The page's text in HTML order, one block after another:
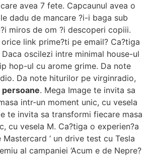
avea 7 fete. Capcaunul avea o
dadu de mancare ?i-i baga sub
miros de om ?i descoperi copiii.
link prime?ti pe email? Ca?tiga
oscilezi intre minimal house-ul
hop-ul cu arome grime. Da note
Da note hiturilor pe virginradio,
. Mega Image te invita sa
intr-un moment unic, cu vesela
te invita sa transformi fiecare masa
cu vesela M. Ca?tiga o experien?a
‘ un drive test cu Tesla
al campaniei ‘Acum e de Nepre?